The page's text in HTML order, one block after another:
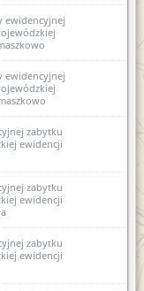
ewidencyjnej
ewidencyjnej
zabytku
ewidencji
zabytku
ewidencji
zabytku
ewidencji